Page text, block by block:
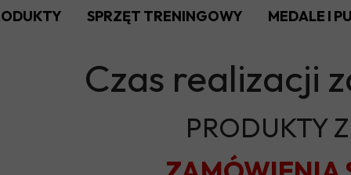
Czas realizacji
PRODUKTY
SPRZĘT TRENINGOWY MEDALE I